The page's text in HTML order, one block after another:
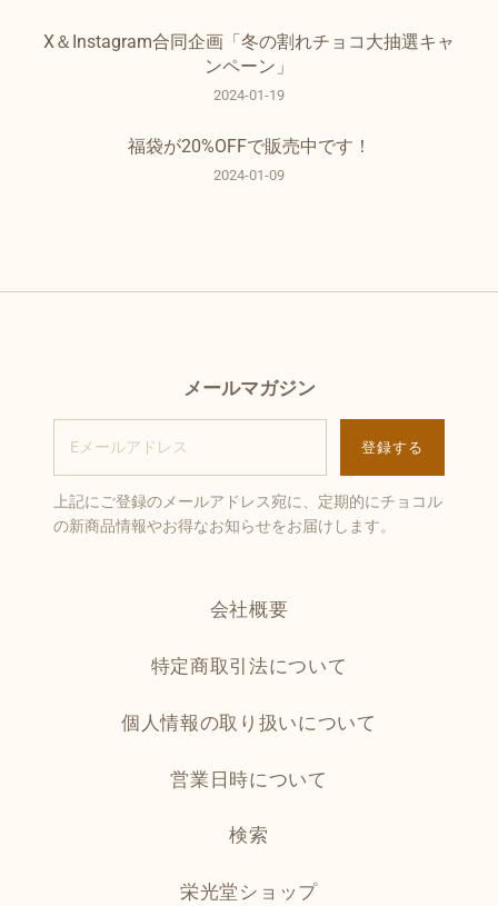
X＆Instagram合同企画「冬の割れチョコ大抽選キャ
ンペーン」
2024-01-19
福袋が20%OFFで販売中です！
2024-01-09
メールマガジン
上記にご登録のメールアドレス宛に、定期的にチョコル
の新商品情報やお得なお知らせをお届けします。
会社概要
特定商取引法について
個人情報の取り扱いについて
営業日時について
検索
栄光堂ショップ